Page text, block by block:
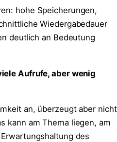
hohe Speicherungen,
Wiedergabedauer
deutlich an Bedeutung
Aufrufe, aber wenig
an, überzeugt aber nicht
kann am Thema liegen, am
des